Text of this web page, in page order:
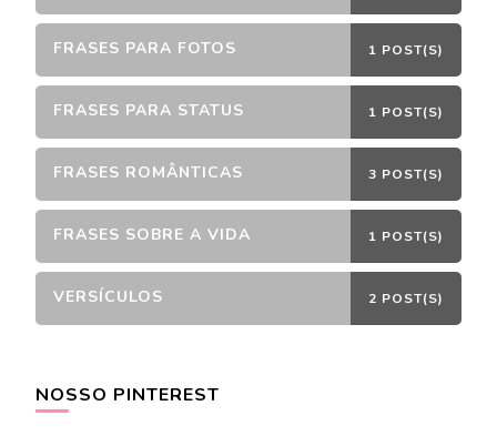
FRASES PARA FOTOS 1 POST(S)
FRASES PARA STATUS 1 POST(S)
FRASES ROMÂNTICAS 3 POST(S)
FRASES SOBRE A VIDA 1 POST(S)
VERSÍCULOS 2 POST(S)
NOSSO PINTEREST